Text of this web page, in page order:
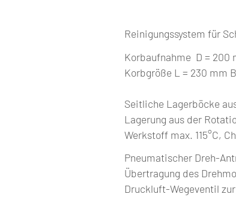
Reinigungssystem für
Korbaufnahme D = 200
Korbgröße L = 230 mm
Seitliche Lagerböcke
Lagerung aus der
Werkstoff max. 115°C,
Pneumatischer Dreh-
Übertragung des
Druckluft-Wegeventil